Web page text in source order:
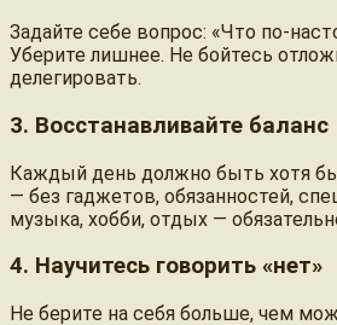
Задайте себе вопрос: «Что по-
Уберите лишнее. Не бойтесь
делегировать.
3. Восстанавливайте баланс
Каждый день должно быть хотя
— без гаджетов, обязанностей,
музыка, хобби, отдых —
4. Научитесь говорить «нет»
Не берите на себя больше, чем